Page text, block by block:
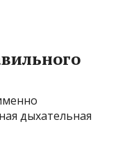
дыхательная